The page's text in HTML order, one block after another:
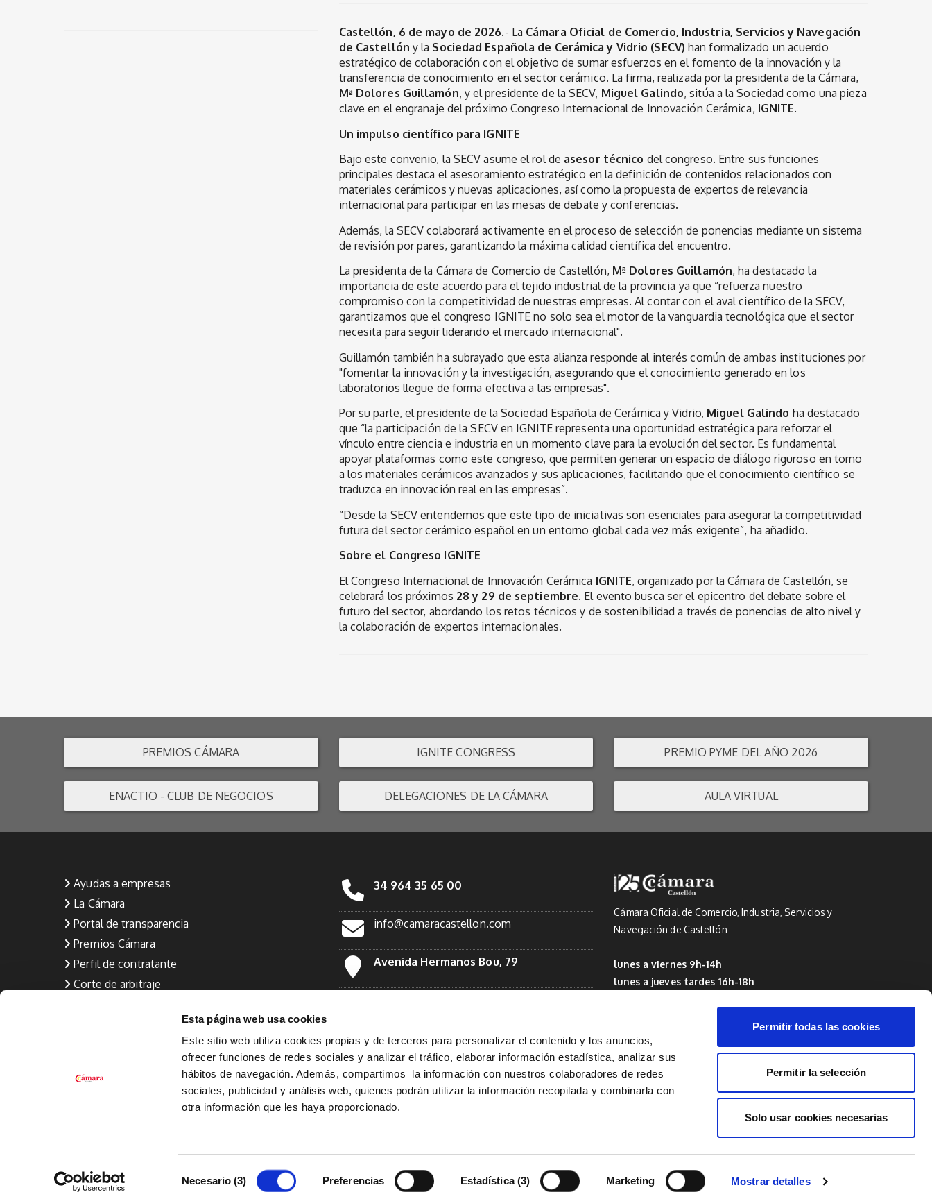
Esta página web usa cookies
Este sitio web utiliza cookies propias y de terceros para personalizar el contenido y los anuncios,
ofrecer funciones de redes sociales y analizar el tráfico, elaborar información estadística, analizar sus
hábitos de navegación. Además, compartimos la información con nuestros colaboradores de redes
sociales, publicidad y análisis web, quienes podrán utilizar la información recopilada y combinarla con
otra información que les haya proporcionado.
Necesario (3) Preferencias Estadística (3) Marketing Mostrar detalles
Permitir todas las cookies
Permitir la selección
Solo usar cookies necesarias
Castellón, 6 de mayo de 2026.- La Cámara Oficial de Comercio, Industria, Servicios y Navegación
de Castellón y la Sociedad Española de Cerámica y Vidrio (SECV) han formalizado un acuerdo
estratégico de colaboración con el objetivo de sumar esfuerzos en el fomento de la innovación y la
transferencia de conocimiento en el sector cerámico. La firma, realizada por la presidenta de la Cámara,
Mª Dolores Guillamón, y el presidente de la SECV, Miguel Galindo, sitúa a la Sociedad como una pieza
clave en el engranaje del próximo Congreso Internacional de Innovación Cerámica, IGNITE.
Un impulso científico para IGNITE
Bajo este convenio, la SECV asume el rol de asesor técnico del congreso. Entre sus funciones
principales destaca el asesoramiento estratégico en la definición de contenidos relacionados con
materiales cerámicos y nuevas aplicaciones, así como la propuesta de expertos de relevancia
internacional para participar en las mesas de debate y conferencias.
Además, la SECV colaborará activamente en el proceso de selección de ponencias mediante un sistema
de revisión por pares, garantizando la máxima calidad científica del encuentro.
La presidenta de la Cámara de Comercio de Castellón, Mª Dolores Guillamón, ha destacado la
importancia de este acuerdo para el tejido industrial de la provincia ya que “refuerza nuestro
compromiso con la competitividad de nuestras empresas. Al contar con el aval científico de la SECV,
garantizamos que el congreso IGNITE no solo sea el motor de la vanguardia tecnológica que el sector
necesita para seguir liderando el mercado internacional".
Guillamón también ha subrayado que esta alianza responde al interés común de ambas instituciones por
"fomentar la innovación y la investigación, asegurando que el conocimiento generado en los
laboratorios llegue de forma efectiva a las empresas".
Por su parte, el presidente de la Sociedad Española de Cerámica y Vidrio, Miguel Galindo ha destacado
que “la participación de la SECV en IGNITE representa una oportunidad estratégica para reforzar el
vínculo entre ciencia e industria en un momento clave para la evolución del sector. Es fundamental
apoyar plataformas como este congreso, que permiten generar un espacio de diálogo riguroso en torno
a los materiales cerámicos avanzados y sus aplicaciones, facilitando que el conocimiento científico se
traduzca en innovación real en las empresas”.
“Desde la SECV entendemos que este tipo de iniciativas son esenciales para asegurar la competitividad
futura del sector cerámico español en un entorno global cada vez más exigente”, ha añadido.
Sobre el Congreso IGNITE
El Congreso Internacional de Innovación Cerámica IGNITE, organizado por la Cámara de Castellón, se
celebrará los próximos 28 y 29 de septiembre. El evento busca ser el epicentro del debate sobre el
futuro del sector, abordando los retos técnicos y de sostenibilidad a través de ponencias de alto nivel y
la colaboración de expertos internacionales.
PREMIOS CÁMARA IGNITE CONGRESS PREMIO PYME DEL AÑO 2026
ENACTIO - CLUB DE NEGOCIOS DELEGACIONES DE LA CÁMARA AULA VIRTUAL
Ayudas a empresas
La Cámara
Portal de transparencia
Premios Cámara
Perfil de contratante
Corte de arbitraje
Política de calidad (Formación y Empleo)
Canal de denuncia
34 964 35 65 00
info@camaracastellon.com
Avenida Hermanos Bou, 79
Twitter
Linkedin
Instagram
Cámara Oficial de Comercio, Industria, Servicios y
Navegación de Castellón
lunes a viernes 9h-14h
lunes a jueves tardes 16h-18h
* Del 1 de julio al 15 de septiembre: de 9h a 14h